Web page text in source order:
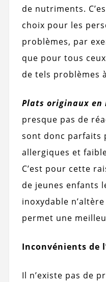
de nutriments.
choix pour les
problèmes, par
que pour tous
de tels problèmes
Plats originaux en
presque pas de
sont donc parfaits
allergiques et
C’est pour cette
de jeunes enfants
inoxydable
permet une
Inconvénients de
Il n’existe pas de